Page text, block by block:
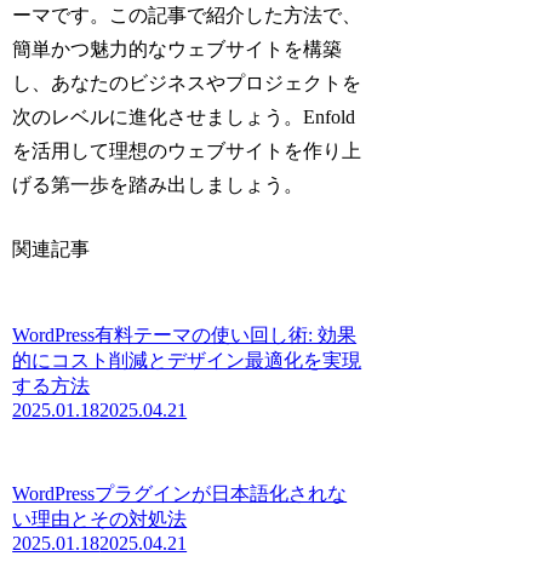
ーマです。この記事で紹介した方法で、
簡単かつ魅力的なウェブサイトを構築
し、あなたのビジネスやプロジェクトを
次のレベルに進化させましょう。Enfold
を活用して理想のウェブサイトを作り上
げる第一歩を踏み出しましょう。
関連記事
WordPress有料テーマの使い回し術: 効果
的にコスト削減とデザイン最適化を実現
する方法
2025.01.182025.04.21
WordPressプラグインが日本語化されな
い理由とその対処法
2025.01.182025.04.21